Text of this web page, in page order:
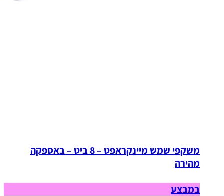
משקפי שמש מיינקראפט – 8 ביט – באספקה
מהירה
במבצע